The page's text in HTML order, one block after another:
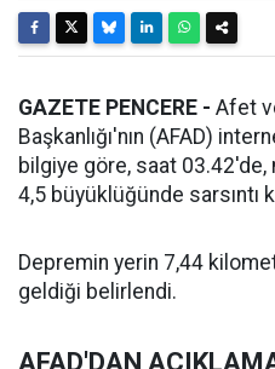
GAZETE PENCERE - Afet
Başkanlığı'nın (AFAD)
bilgiye göre, saat
4,5 büyüklüğünde sarsıntı
Depremin yerin 7,44
geldiği belirlendi.
AFAD'DAN